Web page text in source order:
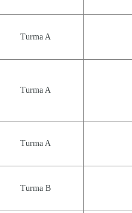
Turma A
Turma A
Turma A
Turma B